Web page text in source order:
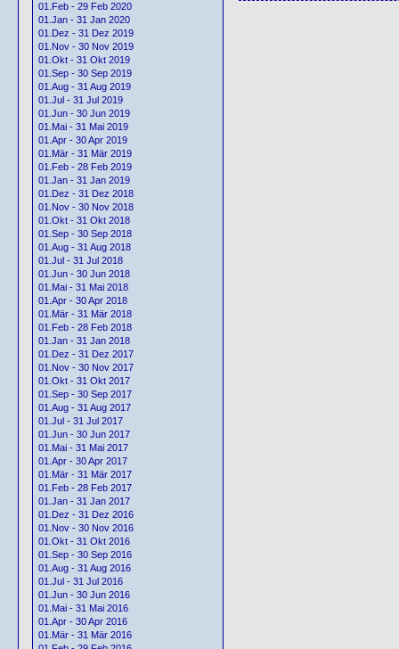
01.Feb - 29 Feb 2020
01.Jan - 31 Jan 2020
01.Dez - 31 Dez 2019
01.Nov - 30 Nov 2019
01.Okt - 31 Okt 2019
01.Sep - 30 Sep 2019
01.Aug - 31 Aug 2019
01.Jul - 31 Jul 2019
01.Jun - 30 Jun 2019
01.Mai - 31 Mai 2019
01.Apr - 30 Apr 2019
01.Mär - 31 Mär 2019
01.Feb - 28 Feb 2019
01.Jan - 31 Jan 2019
01.Dez - 31 Dez 2018
01.Nov - 30 Nov 2018
01.Okt - 31 Okt 2018
01.Sep - 30 Sep 2018
01.Aug - 31 Aug 2018
01.Jul - 31 Jul 2018
01.Jun - 30 Jun 2018
01.Mai - 31 Mai 2018
01.Apr - 30 Apr 2018
01.Mär - 31 Mär 2018
01.Feb - 28 Feb 2018
01.Jan - 31 Jan 2018
01.Dez - 31 Dez 2017
01.Nov - 30 Nov 2017
01.Okt - 31 Okt 2017
01.Sep - 30 Sep 2017
01.Aug - 31 Aug 2017
01.Jul - 31 Jul 2017
01.Jun - 30 Jun 2017
01.Mai - 31 Mai 2017
01.Apr - 30 Apr 2017
01.Mär - 31 Mär 2017
01.Feb - 28 Feb 2017
01.Jan - 31 Jan 2017
01.Dez - 31 Dez 2016
01.Nov - 30 Nov 2016
01.Okt - 31 Okt 2016
01.Sep - 30 Sep 2016
01.Aug - 31 Aug 2016
01.Jul - 31 Jul 2016
01.Jun - 30 Jun 2016
01.Mai - 31 Mai 2016
01.Apr - 30 Apr 2016
01.Mär - 31 Mär 2016